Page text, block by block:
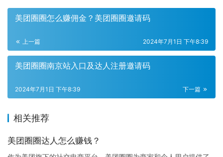
美团圈圈怎么赚佣金？美团圈圈邀请码
上一篇 2024年7月1日 下午8:39
美团圈圈南京站入口及达人注册邀请码
下一篇
2024年7月1日 下午8:39
相关推荐
美团圈圈达人怎么赚钱？